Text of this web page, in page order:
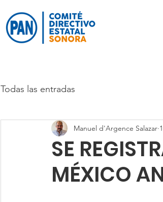
Todas las entradas
SE
MÉXICO
Manuel d'Argence Salazar